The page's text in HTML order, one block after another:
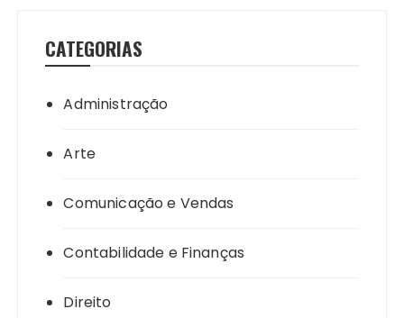
CATEGORIAS
Administração
Arte
Comunicação e Vendas
Contabilidade e Finanças
Direito